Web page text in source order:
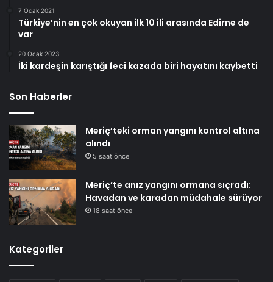
7 Ocak 2021
Türkiye’nin en çok okuyan ilk 10 ili arasında Edirne de
var
20 Ocak 2023
İki kardeşin karıştığı feci kazada biri hayatını kaybetti
Son Haberler
Meriç’teki orman yangını kontrol altına
alındı
5 saat önce
Meriç’te anız yangını ormana sıçradı:
Havadan ve karadan müdahale sürüyor
18 saat önce
Kategoriler